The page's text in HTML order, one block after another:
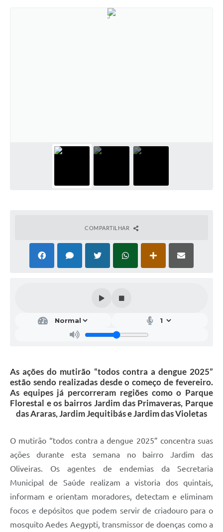
COMPARTILHAR
As ações do mutirão “todos contra a dengue 2025”
estão sendo realizadas desde o começo de fevereiro.
As equipes já percorreram regiões como o Parque
Florestal e os bairros Jardim das Primaveras, Parque
das Araras, Jardim Jequitibás e Jardim das Violetas
O mutirão “todos contra a dengue 2025” concentra suas
ações durante esta semana no bairro Jardim das
Oliveiras. Os agentes de endemias da Secretaria
Municipal de Saúde realizam a vistoria dos quintais,
informam e orientam moradores, detectam e eliminam
focos e depósitos que podem servir de criadouro para o
mosquito Aedes Aegypti, transmissor de doenças como a